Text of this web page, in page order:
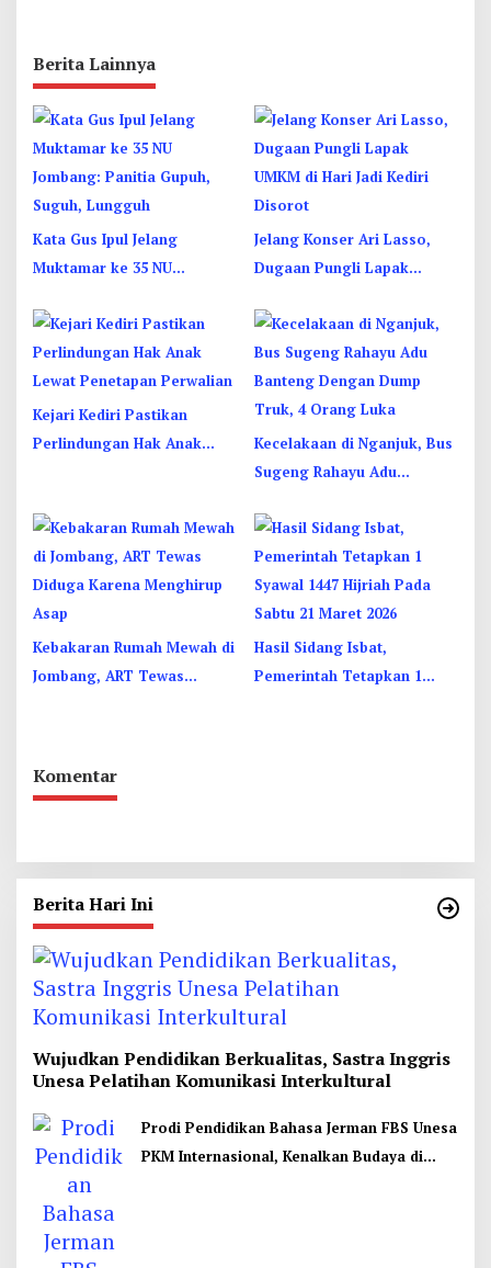
Berita Lainnya
Kata Gus Ipul Jelang
Muktamar ke 35 NU
Suguh, Lungguh
Jelang Konser Ari Lasso,
Dugaan Pungli Lapak
Disorot
Kejari Kediri Pastikan
Perlindungan Hak Anak
Kecelakaan di Nganjuk, Bus
Sugeng Rahayu Adu
Truk, 4 Orang Luka
Kebakaran Rumah Mewah di
Jombang, ART Tewas
Hasil Sidang Isbat,
Pemerintah Tetapkan 1
Komentar
Berita Hari Ini
Wujudkan Pendidikan Berkualitas, Sastra Inggris
Unesa Pelatihan Komunikasi Interkultural
Prodi Pendidikan Bahasa Jerman FBS Unesa
PKM Internasional, Kenalkan Budaya di